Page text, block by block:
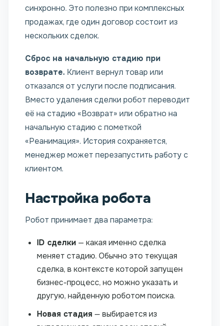
синхронно. Это полезно при комплексных
продажах, где один договор состоит из
нескольких сделок.
Сброс на начальную стадию при
возврате. Клиент вернул товар или
отказался от услуги после подписания.
Вместо удаления сделки робот переводит
её на стадию «Возврат» или обратно на
начальную стадию с пометкой
«Реанимация». История сохраняется,
менеджер может перезапустить работу с
клиентом.
Настройка робота
Робот принимает два параметра:
ID сделки — какая именно сделка
меняет стадию. Обычно это текущая
сделка, в контексте которой запущен
бизнес-процесс, но можно указать и
другую, найденную роботом поиска.
Новая стадия — выбирается из